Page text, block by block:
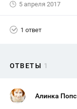
5 апреля 2017
1 ответ
ОТВЕТЫ 1
Алинка Попс